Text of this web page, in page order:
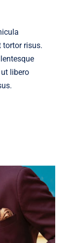
tortor risus.
libero